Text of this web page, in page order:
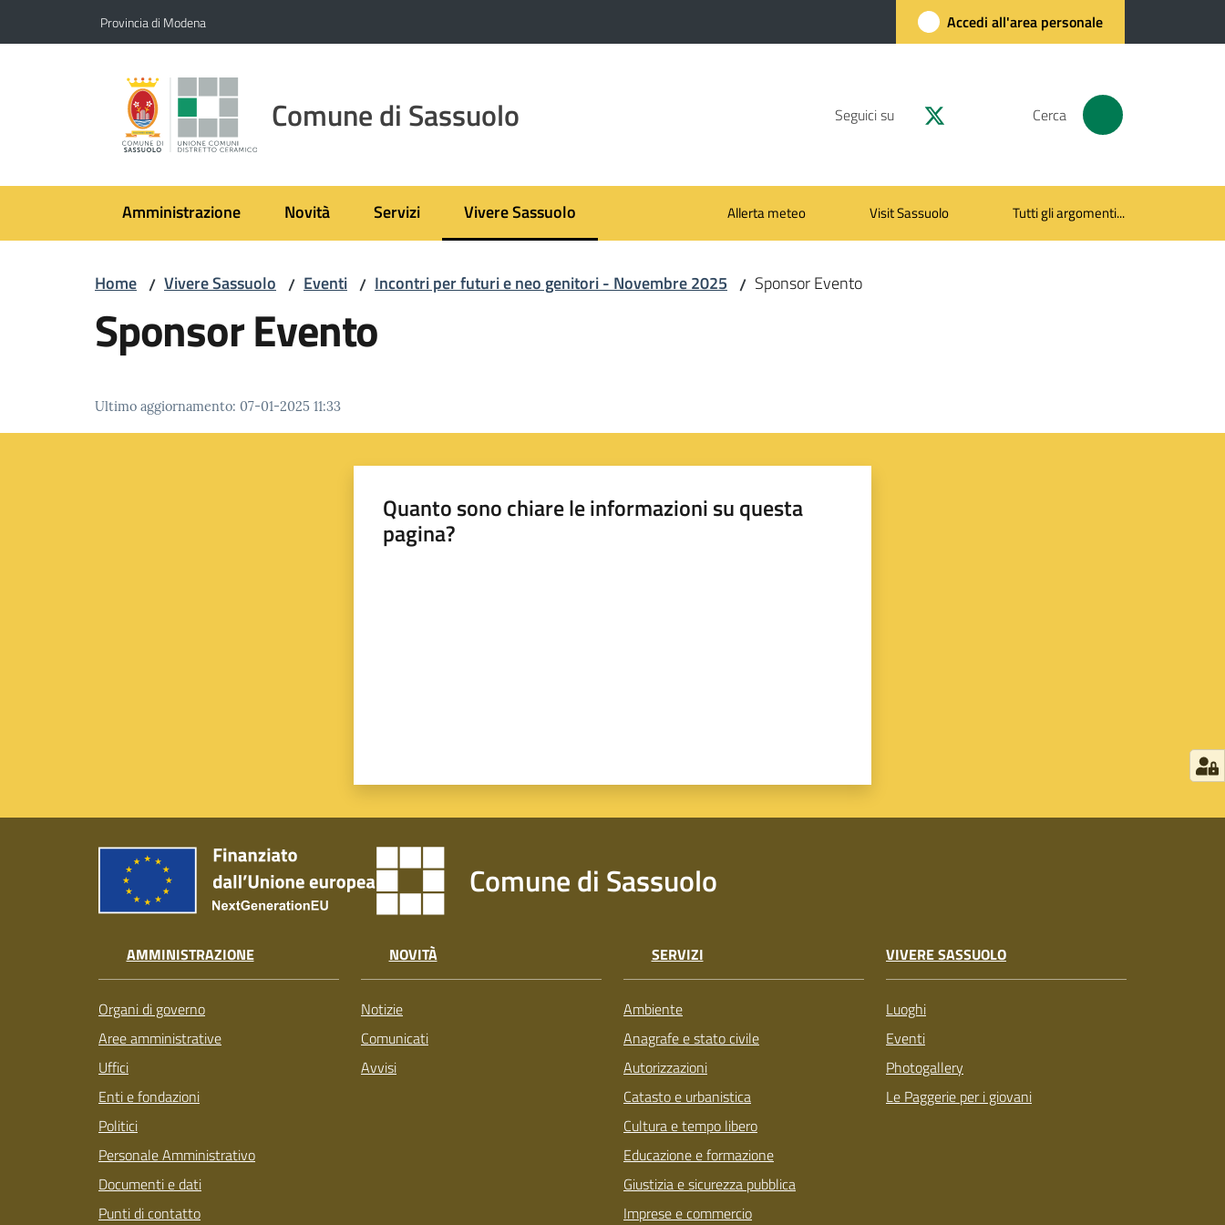
Provincia di Modena Accedi all'area personale
Comune di Sassuolo Seguici su Cerca
Amministrazione Novità Servizi Vivere Sassuolo
Menu selezionato Allerta meteo Visit Sassuolo Tutti gli argomenti...
Home / Vivere Sassuolo / Eventi / Incontri per futuri e neo genitori - Novembre 2025 / Sponsor Evento
Sponsor Evento
Ultimo aggiornamento: 07-01-2025 11:33
Quanto sono chiare le informazioni su questa
pagina?
Comune di Sassuolo
AMMINISTRAZIONE
Organi di governo
Aree amministrative
Uffici
Enti e fondazioni
Politici
Personale Amministrativo
Documenti e dati
Punti di contatto
NOVITÀ
Notizie
Comunicati
Avvisi
SERVIZI
Ambiente
Anagrafe e stato civile
Autorizzazioni
Catasto e urbanistica
Cultura e tempo libero
Educazione e formazione
Giustizia e sicurezza pubblica
Imprese e commercio
VIVERE SASSUOLO
Luoghi
Eventi
Photogallery
Le Paggerie per i giovani